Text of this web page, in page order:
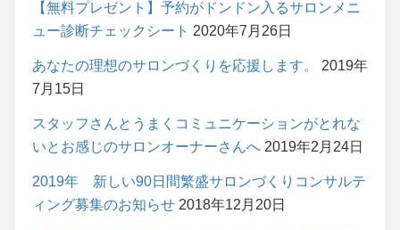
【無料プレゼント】予約がドンドン入るサロンメニ
ュー診断チェックシート 2020年7月26日
あなたの理想のサロンづくりを応援します。
2019年
7月15日
スタッフさんとうまくコミュニケーションがとれな
いとお感じのサロンオーナーさんへ 2019年2月24日
2019年 新しい90日間繁盛サロンづくりコンサルテ
ィング募集のお知らせ 2018年12月20日